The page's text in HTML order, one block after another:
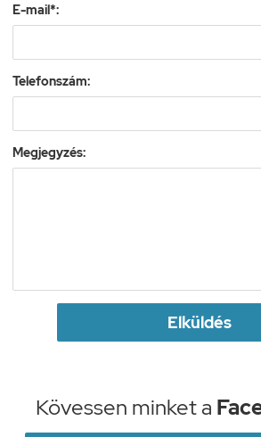
E-mail*:
Telefonszám:
Megjegyzés:
Elküldés
Kövessen minket a